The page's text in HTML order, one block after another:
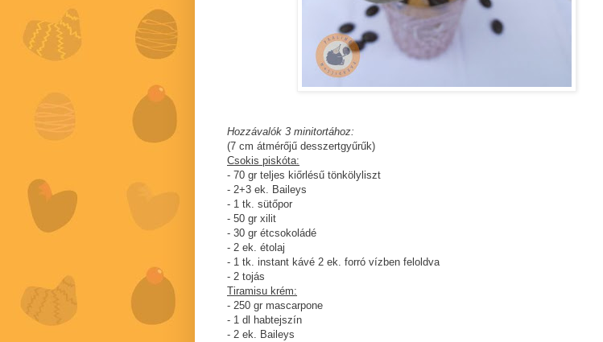
Hozzávalók 3 minitortához:
(7 cm átmérőjű desszertgyűrűk)
Csokis piskóta:
- 70 gr teljes kiőrlésű tönkölyliszt
- 2+3 ek. Baileys
- 1 tk. sütőpor
- 50 gr xilit
- 30 gr étcsokoládé
- 2 ek. étolaj
- 1 tk. instant kávé 2 ek. forró vízben feloldva
- 2 tojás
Tiramisu krém:
- 250 gr mascarpone
- 1 dl habtejszín
- 2 ek. Baileys